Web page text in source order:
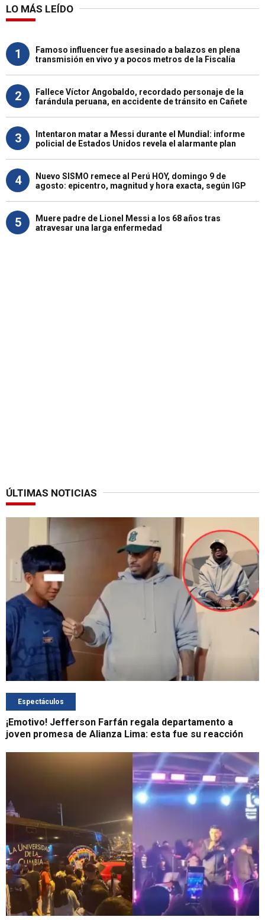
LO MÁS LEÍDO
1
Famoso influencer fue asesinado a balazos en plena
transmisión en vivo y a pocos metros de la Fiscalía
2
Fallece Víctor Angobaldo, recordado personaje de la
farándula peruana, en accidente de tránsito en Cañete
3
Intentaron matar a Messi durante el Mundial: informe
policial de Estados Unidos revela el alarmante plan
4
Nuevo SISMO remece al Perú HOY, domingo 9 de
agosto: epicentro, magnitud y hora exacta, según IGP
5
Muere padre de Lionel Messi a los 68 años tras
atravesar una larga enfermedad
ÚLTIMAS NOTICIAS
Espectáculos
¡Emotivo! Jefferson Farfán regala departamento a
joven promesa de Alianza Lima: esta fue su reacción